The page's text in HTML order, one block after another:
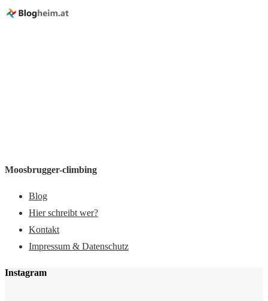
Moosbrugger-climbing
Blog
Hier schreibt wer?
Kontakt
Impressum & Datenschutz
Instagram